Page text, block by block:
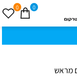
0 0